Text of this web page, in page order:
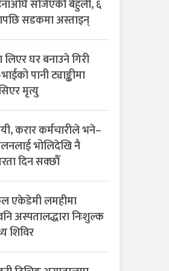
सजिएकी बेहुली, ६
सडकमा अस्ताइन्
घर बनाउने गिरी
पानी ट्याङ्कीमा
मृत्यु
करार कर्मचारीले भने–
भोलिदेखि नै
दिन सक्छौँ
एकेडेमी लमहीमा
अस्पतालद्धारा निःशुल्क
शिविर